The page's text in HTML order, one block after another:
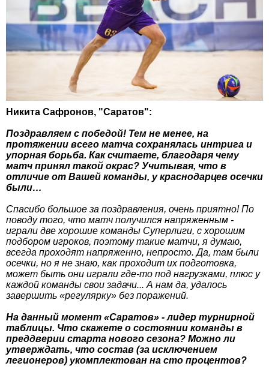
Никита Сафронов, "Саратов":
Поздравляем с победой! Тем не менее, на
протяжении всего матча сохранялась интрига и
упорная борьба. Как считаете, благодаря чему
матч принял такой окрас? Учитывая, что в
отличие от Вашей команды, у краснодарцев осечки
были…
Спасибо большое за поздравления, очень приятно! По
поводу того, что матч получился напряженным -
играли две хорошие команды Суперлиги, с хорошим
подбором игроков, поэтому такие матчи, я думаю,
всегда проходят напряженно, непросто. Да, там были
осечки, но я не знаю, как проходит их подготовка,
может быть они играли где-то под нагрузками, плюс у
каждой команды свои задачи... А нам да, удалось
завершить «регулярку» без поражений.
На данный момент «Саратов» - лидер турнирной
таблицы. Что скажете о состоянии команды в
преддверии старта нового сезона? Можно ли
утверждать, что состав (за исключением
легионеров) укомплектован на сто процентов?